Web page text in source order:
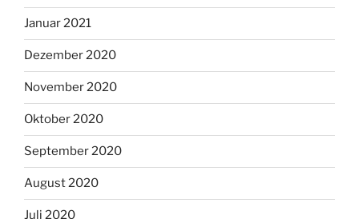
Januar 2021
Dezember 2020
November 2020
Oktober 2020
September 2020
August 2020
Juli 2020